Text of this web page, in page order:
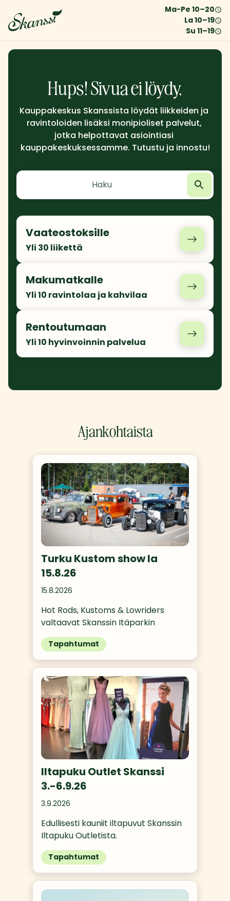
Ma-Pe 10–20
La10–19
Su 11–19
Hups! Sivua ei löydy.
Kauppakeskus Skanssista löydät liikkeiden ja
ravintoloiden lisäksi monipioliset palvelut,
jotka helpottavat asiointiasi
kauppakeskuksessamme. Tutustu ja innostu!
Vaateostoksille
Yli 30 liikettä
Makumatkalle
Yli 10 ravintolaa ja kahvilaa
Rentoutumaan
Yli 10 hyvinvoinnin palvelua
Ajankohtaista
Turku Kustom show la
15.8.26
15.8.2026
Hot Rods, Kustoms & Lowriders
valtaavat Skanssin Itäparkin
Tapahtumat
Iltapuku Outlet Skanssi
3.-6.9.26
3.9.2026
Edullisesti kauniit iltapuvut Skanssin
Iltapuku Outletista.
Tapahtumat